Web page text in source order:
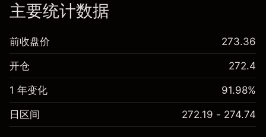
主要统计数据
前收盘价 273.36
开仓 272.4
1 年变化 91.98%
日区间 272.19 - 274.74